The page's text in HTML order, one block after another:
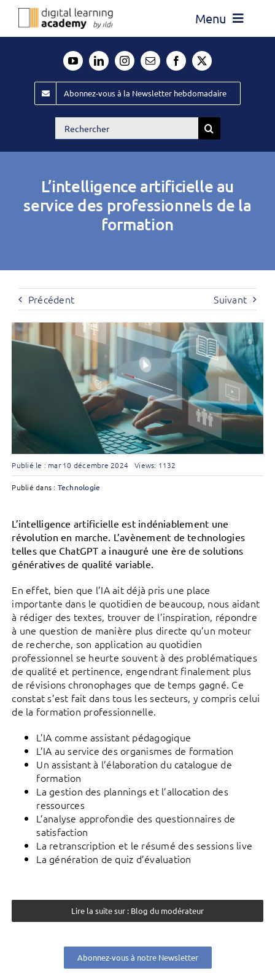
Passer
Menu
Évènements ILDI
Offres d’emploi
Publiez
Abonnez-vous à la Newsletter hebdomadaire
Rechercher:
L’intelligence artificielle au
service des professionnels de la
formation
Précédent Suivant
Publié le : mar 10 décembre 2024 Views: 1132
Publié dans : Technologie
L’intelligence artificielle est indéniablement une
révolution en marche. L’avènement de technologies
telles que ChatGPT a inauguré une ère de solutions
génératives de qualité variable.
En effet, bien que l’IA ait déjà pris une place
importante dans le quotidien de beaucoup, nous aidant
à rédiger des textes, trouver de l’inspiration, répondre
à une question de manière plus directe qu’un moteur
de recherche, son application au quotidien
professionnel se heurte souvent à des problématiques
de qualité et pertinence, engendrant finalement plus
de révisions chronophages que de temps gagné. Ce
constat s’est fait dans tous les secteurs, y compris celui
de la formation professionnelle.
L’IA comme assistant pédagogique
L’IA au service des organismes de formation
Un assistant à l’élaboration du catalogue de
formation
La gestion des plannings et l’allocation des
ressources
L’analyse approfondie des questionnaires de
satisfaction
La retranscription et le résumé des sessions live
La génération de quiz d’évaluation
Lire la suite sur : Blog du modérateur
Abonnez-vous à notre Newsletter